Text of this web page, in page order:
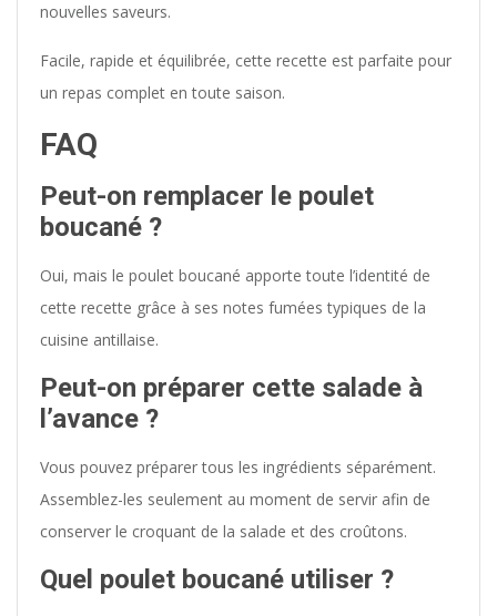
nouvelles saveurs.
Facile, rapide et équilibrée, cette recette est parfaite pour
un repas complet en toute saison.
FAQ
Peut-on remplacer le poulet
boucané ?
Oui, mais le poulet boucané apporte toute l’identité de
cette recette grâce à ses notes fumées typiques de la
cuisine antillaise.
Peut-on préparer cette salade à
l’avance ?
Vous pouvez préparer tous les ingrédients séparément.
Assemblez-les seulement au moment de servir afin de
conserver le croquant de la salade et des croûtons.
Quel poulet boucané utiliser ?